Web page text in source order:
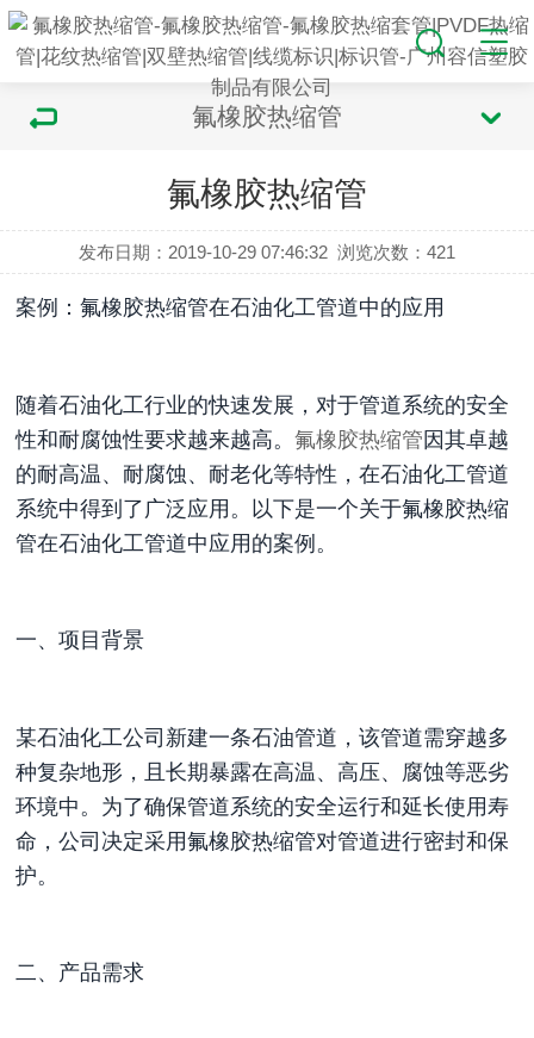
氟橡胶热缩管
氟橡胶热缩管
发布日期：2019-10-29 07:46:32 浏览次数：421
案例：氟橡胶热缩管在石油化工管道中的应用
随着石油化工行业的快速发展，对于管道系统的安全
性和耐腐蚀性要求越来越高。氟橡胶热缩管 因其卓越
的耐高温、耐腐蚀、耐老化等特性，在石油化工管道
系统中得到了广泛应用。以下是一个关于氟橡胶热缩
管在石油化工管道中应用的案例。
一、项目背景
某石油化工公司新建一条石油管道，该管道需穿越多
种复杂地形，且长期暴露在高温、高压、腐蚀等恶劣
环境中。为了确保管道系统的安全运行和延长使用寿
命，公司决定采用氟橡胶热缩管对管道进行密封和保
护。
二、产品需求